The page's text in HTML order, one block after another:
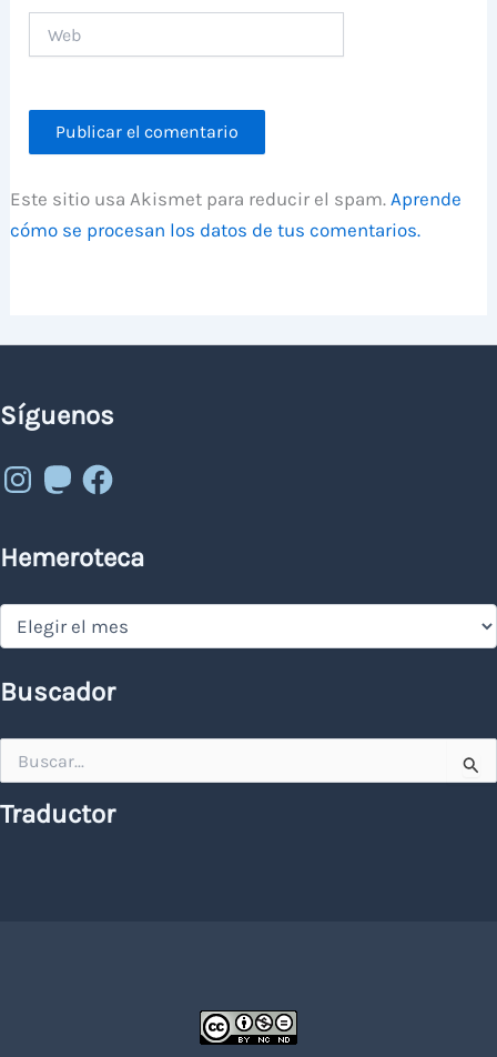
Este sitio usa Akismet para reducir el spam. Aprende
cómo se procesan los datos de tus comentarios.
Síguenos
Instagram
MastodonFacebook
Hemeroteca
Hemeroteca
Buscador
por:
Traductor